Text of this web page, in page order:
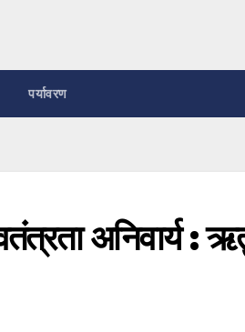
पर्यावरण
अनिवार्य :